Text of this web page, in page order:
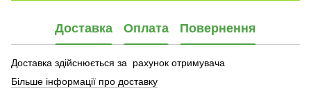
Доставка Оплата Повернення
Доставка здійснюється за рахунок отримувача
Більше інформації про доставку